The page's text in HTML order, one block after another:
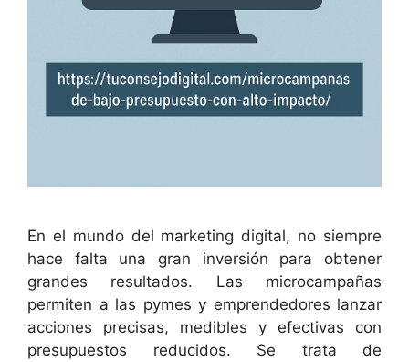
En el mundo del marketing digital, no siempre
hace falta una gran inversión para obtener
grandes resultados. Las microcampañas
permiten a las pymes y emprendedores lanzar
acciones precisas, medibles y efectivas con
presupuestos reducidos. Se trata de